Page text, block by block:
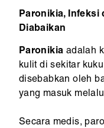
Paronikia, Infeksi
Diabaikan
Paronikia adalah
kulit di sekitar
disebabkan oleh
yang masuk
Secara medis,